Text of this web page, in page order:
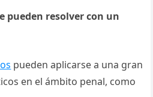
pueden resolver con un
pueden aplicarse a una gran
en el ámbito penal, como